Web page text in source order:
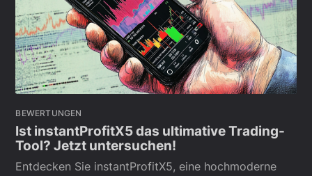
BEWERTUNGEN
Ist instantProfitX5 das ultimative Trading-
Tool? Jetzt untersuchen!
Entdecken Sie instantProfitX5, eine hochmoderne